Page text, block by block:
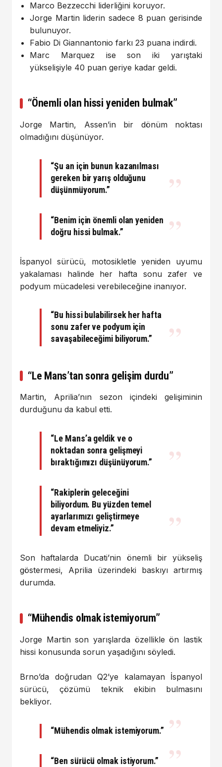
Marco Bezzecchi liderliğini koruyor.
Jorge Martin liderin sadece 8 puan gerisinde
bulunuyor.
Fabio Di Giannantonio farkı 23 puana indirdi.
Marc Marquez ise son iki yarıştaki
yükselişiyle 40 puan geriye kadar geldi.
“Önemli olan hissi yeniden bulmak”
Jorge Martin, Assen’in bir dönüm noktası
olmadığını düşünüyor.
“Şu an için bunun kazanılması
gereken bir yarış olduğunu
düşünmüyorum.”
“Benim için önemli olan yeniden
doğru hissi bulmak.”
İspanyol sürücü, motosikletle yeniden uyumu
yakalaması halinde her hafta sonu zafer ve
podyum mücadelesi verebileceğine inanıyor.
“Bu hissi bulabilirsek her hafta
sonu zafer ve podyum için
savaşabileceğimi biliyorum.”
“Le Mans’tan sonra gelişim durdu”
Martin, Aprilia’nın sezon içindeki gelişiminin
durduğunu da kabul etti.
“Le Mans’a geldik ve o
noktadan sonra gelişmeyi
bıraktığımızı düşünüyorum.”
“Rakiplerin geleceğini
biliyordum. Bu yüzden temel
ayarlarımızı geliştirmeye
devam etmeliyiz.”
Son haftalarda Ducati’nin önemli bir yükseliş
göstermesi, Aprilia üzerindeki baskıyı artırmış
durumda.
“Mühendis olmak istemiyorum”
Jorge Martin son yarışlarda özellikle ön lastik
hissi konusunda sorun yaşadığını söyledi.
Brno’da doğrudan Q2’ye kalamayan İspanyol
sürücü, çözümü teknik ekibin bulmasını
bekliyor.
“Mühendis olmak istemiyorum.”
“Ben sürücü olmak istiyorum.”